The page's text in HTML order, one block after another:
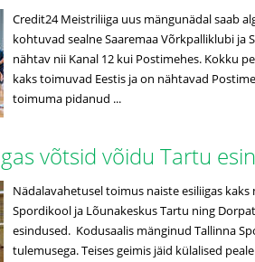
Credit24 Meistriliiga uus mängunädal saab
kohtuvad sealne Saaremaa Võrkpalliklubi ja
nähtav nii Kanal 12 kui Postimehes. Kokku
kaks toimuvad Eestis ja on nähtavad
toimuma pidanud ...
võtsid võidu Tartu
Nädalavahetusel toimus naiste esiliigas
Spordikool ja Lõunakeskus Tartu ning
esindused. Kodusaalis mänginud Tallinna
tulemusega. Teises geimis jäid külalised